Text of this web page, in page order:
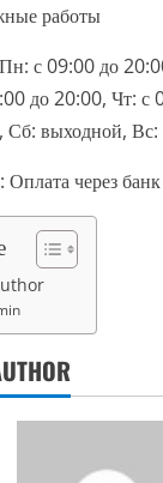
работы
с 09:00 до
до 20:00, Чт: с
Сб: выходной, Вс:
через банк